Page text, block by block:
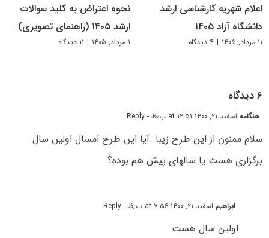
اعلام شهریه کارشناسی ارشد
دانشگاه آزاد ۱۴۰۵
۱۱ مرداد, ۱۴۰۵ | ۴ دیدگاه
نحوه اعتراض به کلید سوالات
ارشد ۱۴۰۵ (راهنمای تصویری)
۱ مرداد, ۱۴۰۵ | ۱۱ دیدگاه
۶ دیدگاه
هنگامهاسفند ۲۱, ۱۴۰۰ at ۱۲:۵۱ ب٫ظ - Reply
سلام ممنون از این طرح زیبا .آیا این طرح امسال اولین سال
برگزاری هست یا سالهای پیش هم بوده؟
ابراهیم اسفند ۲۱, ۱۴۰۰ at ۷:۵۶ ب٫ظ - Reply
اولین سال هست